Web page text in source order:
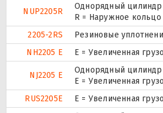
NUP2205R
Однорядный
R = Наружное
2205-2RS
Резиновые
NH2205 E
Е = Увеличенная
NJ2205 E
Однорядный
Е = Увеличенная
RUS2205E
Е = Увеличенная